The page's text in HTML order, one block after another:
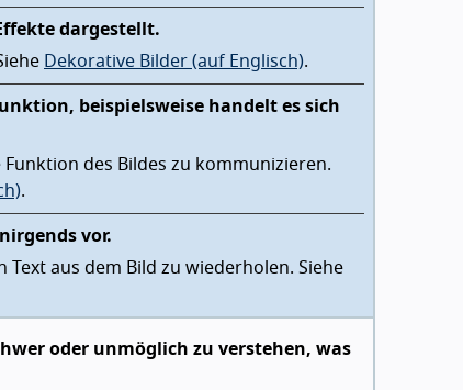
dargestellt.
Dekorative Bilder (auf Englisch).
beispielsweise handelt es sich
des Bildes zu kommunizieren.
.
vor.
Text aus dem Bild zu wiederholen. Siehe
oder unmöglich zu verstehen, was